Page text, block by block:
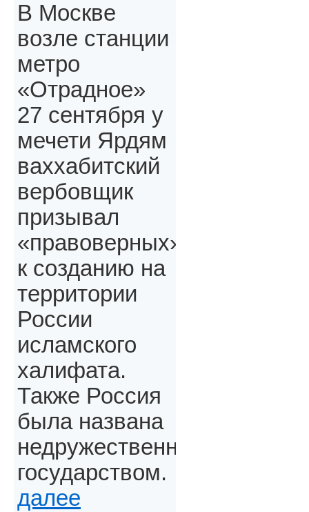
В Москве
возле станции
метро
«Отрадное»
27 сентября у
мечети Ярдям
ваххабитский
вербовщик
призывал
«правоверных»,
к созданию на
территории
России
исламского
халифата.
Также Россия
была названа
недружественным
государством.
далее